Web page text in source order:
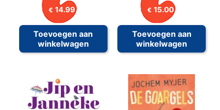
€ 14.99
Toevoegen aan
winkelwagen
€ 15.00
Toevoegen aan
winkelwagen